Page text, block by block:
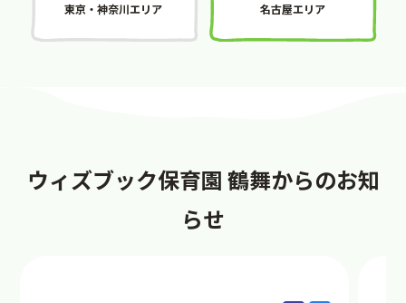
東京・神奈川エリア 名古屋エリア
ウィズブック保育園 鶴舞からのお知
らせ